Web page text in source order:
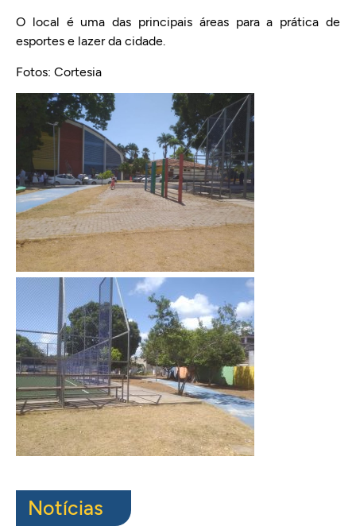
O local é uma das principais áreas para a prática de
esportes e lazer da cidade.
Fotos: Cortesia
Notícias